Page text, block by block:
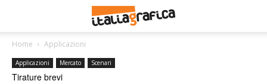
Home Applicazioni
Applicazioni Mercato Scenari
Tirature brevi